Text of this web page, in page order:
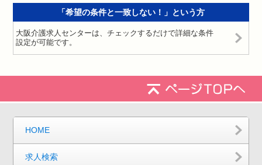
「希望の条件と一致しない！」という方
大阪介護求人センターは、チェックするだけで詳細な条件
設定が可能です。
HOME
求人検索